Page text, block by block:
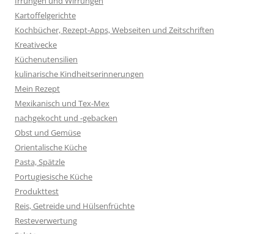
Kartoffelgerichte
Kochbücher, Rezept-Apps, Webseiten und Zeitschriften
Kreativecke
Küchenutensilien
kulinarische Kindheitserinnerungen
Mein Rezept
Mexikanisch und Tex-Mex
nachgekocht und -gebacken
Obst und Gemüse
Orientalische Küche
Pasta, Spätzle
Portugiesische Küche
Produkttest
Reis, Getreide und Hülsenfrüchte
Resteverwertung